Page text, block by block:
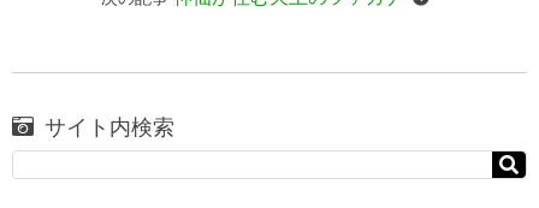
サイト内検索